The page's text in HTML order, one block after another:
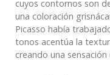
cuyos contornos son
una coloración
Picasso había
tonos acentúa la
creando una